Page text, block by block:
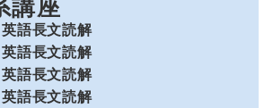
講座
語長文読解
語長文読解
語長文読解
語長文読解